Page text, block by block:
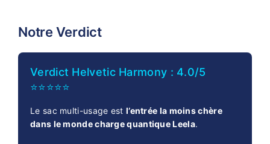
Notre Verdict
Verdict Helvetic Harmony : 4.0/5
⭐⭐⭐⭐⭐
Le sac multi-usage est l’entrée la moins chère
dans le monde charge quantique Leela.